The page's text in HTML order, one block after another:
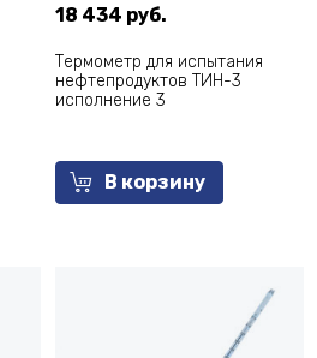
18 434 руб.
Термометр для испытания
нефтепродуктов ТИН-3
исполнение 3
В корзину